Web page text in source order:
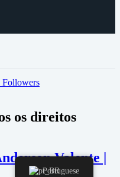
Followers
os direitos
Valente |
Portuguese